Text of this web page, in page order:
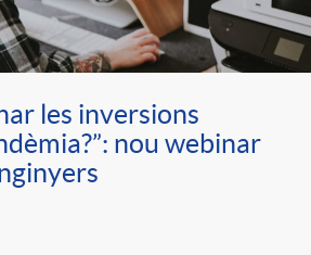
les inversions
nou webinar